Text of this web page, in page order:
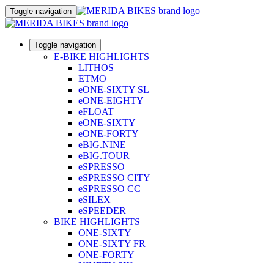
Toggle navigation
Toggle navigation
E-BIKE HIGHLIGHTS
LITHOS
ETMO
eONE-SIXTY SL
eONE-EIGHTY
eFLOAT
eONE-SIXTY
eONE-FORTY
eBIG.NINE
eBIG.TOUR
eSPRESSO
eSPRESSO CITY
eSPRESSO CC
eSILEX
eSPEEDER
BIKE HIGHLIGHTS
ONE-SIXTY
ONE-SIXTY FR
ONE-FORTY